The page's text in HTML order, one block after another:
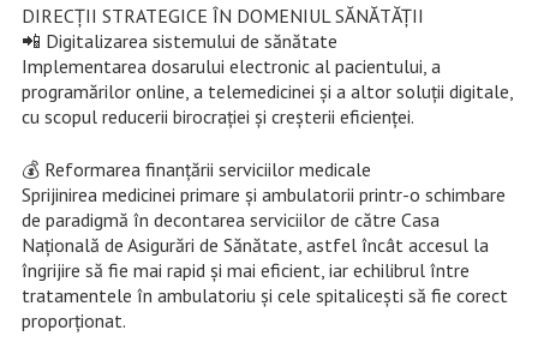
DIRECȚII STRATEGICE ÎN DOMENIUL SĂNĂTĂȚII
📲 Digitalizarea sistemului de sănătate
Implementarea dosarului electronic al pacientului, a
programărilor online, a telemedicinei și a altor soluții digitale,
cu scopul reducerii birocrației și creșterii eficienței.
💰 Reformarea finanțării serviciilor medicale
Sprijinirea medicinei primare și ambulatorii printr-o schimbare
de paradigmă în decontarea serviciilor de către Casa
Națională de Asigurări de Sănătate, astfel încât accesul la
îngrijire să fie mai rapid și mai eficient, iar echilibrul între
tratamentele în ambulatoriu și cele spitalicești să fie corect
proporționat.